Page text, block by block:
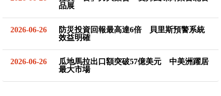
品展
2026-06-26
防災投資回報最高達6倍 貝里斯預警系統
效益明確
2026-06-26
瓜地馬拉出口額突破57億美元 中美洲躍居
最大市場